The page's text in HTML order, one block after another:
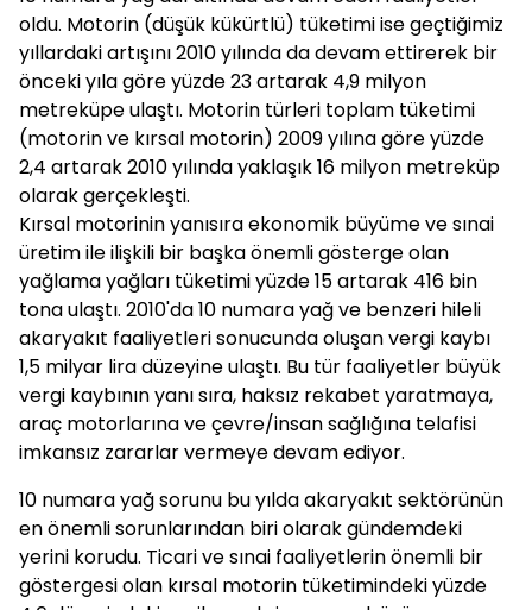
oldu. Motorin (düşük kükürtlü) tüketimi ise geçtiğimiz
yıllardaki artışını 2010 yılında da devam ettirerek bir
önceki yıla göre yüzde 23 artarak 4,9 milyon
metreküpe ulaştı. Motorin türleri toplam tüketimi
(motorin ve kırsal motorin) 2009 yılına göre yüzde
2,4 artarak 2010 yılında yaklaşık 16 milyon metreküp
olarak gerçekleşti.
Kırsal motorinin yanısıra ekonomik büyüme ve sınai
üretim ile ilişkili bir başka önemli gösterge olan
yağlama yağları tüketimi yüzde 15 artarak 416 bin
tona ulaştı. 2010'da 10 numara yağ ve benzeri hileli
akaryakıt faaliyetleri sonucunda oluşan vergi kaybı
1,5 milyar lira düzeyine ulaştı. Bu tür faaliyetler büyük
vergi kaybının yanı sıra, haksız rekabet yaratmaya,
araç motorlarına ve çevre/insan sağlığına telafisi
imkansız zararlar vermeye devam ediyor.
10 numara yağ sorunu bu yılda akaryakıt sektörünün
en önemli sorunlarından biri olarak gündemdeki
yerini korudu. Ticari ve sınai faaliyetlerin önemli bir
göstergesi olan kırsal motorin tüketimindeki yüzde